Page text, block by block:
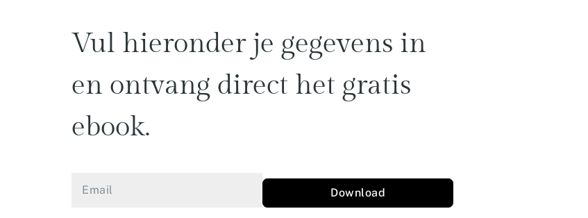
Vul hieronder je gegevens in
en ontvang direct het gratis
ebook.
Download